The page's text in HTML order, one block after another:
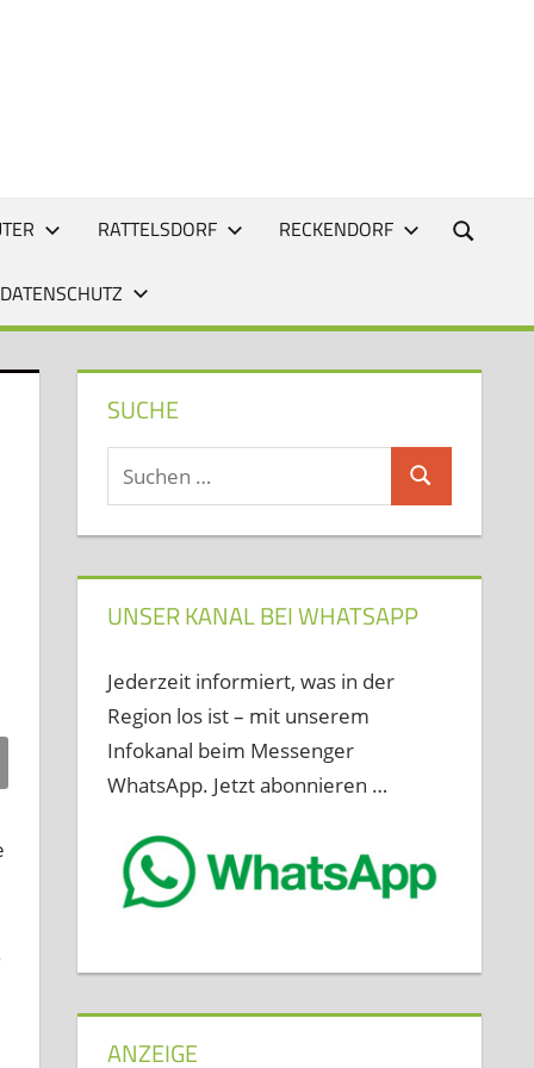
RATTELSDORF RECKENDORF
SUCHE
Suchen
nach:
Suchen
UNSER KANAL BEI WHATSAPP
Jederzeit informiert, was in der
Region los ist – mit unserem
Infokanal beim Messenger
WhatsApp. Jetzt abonnieren …
ANZEIGE